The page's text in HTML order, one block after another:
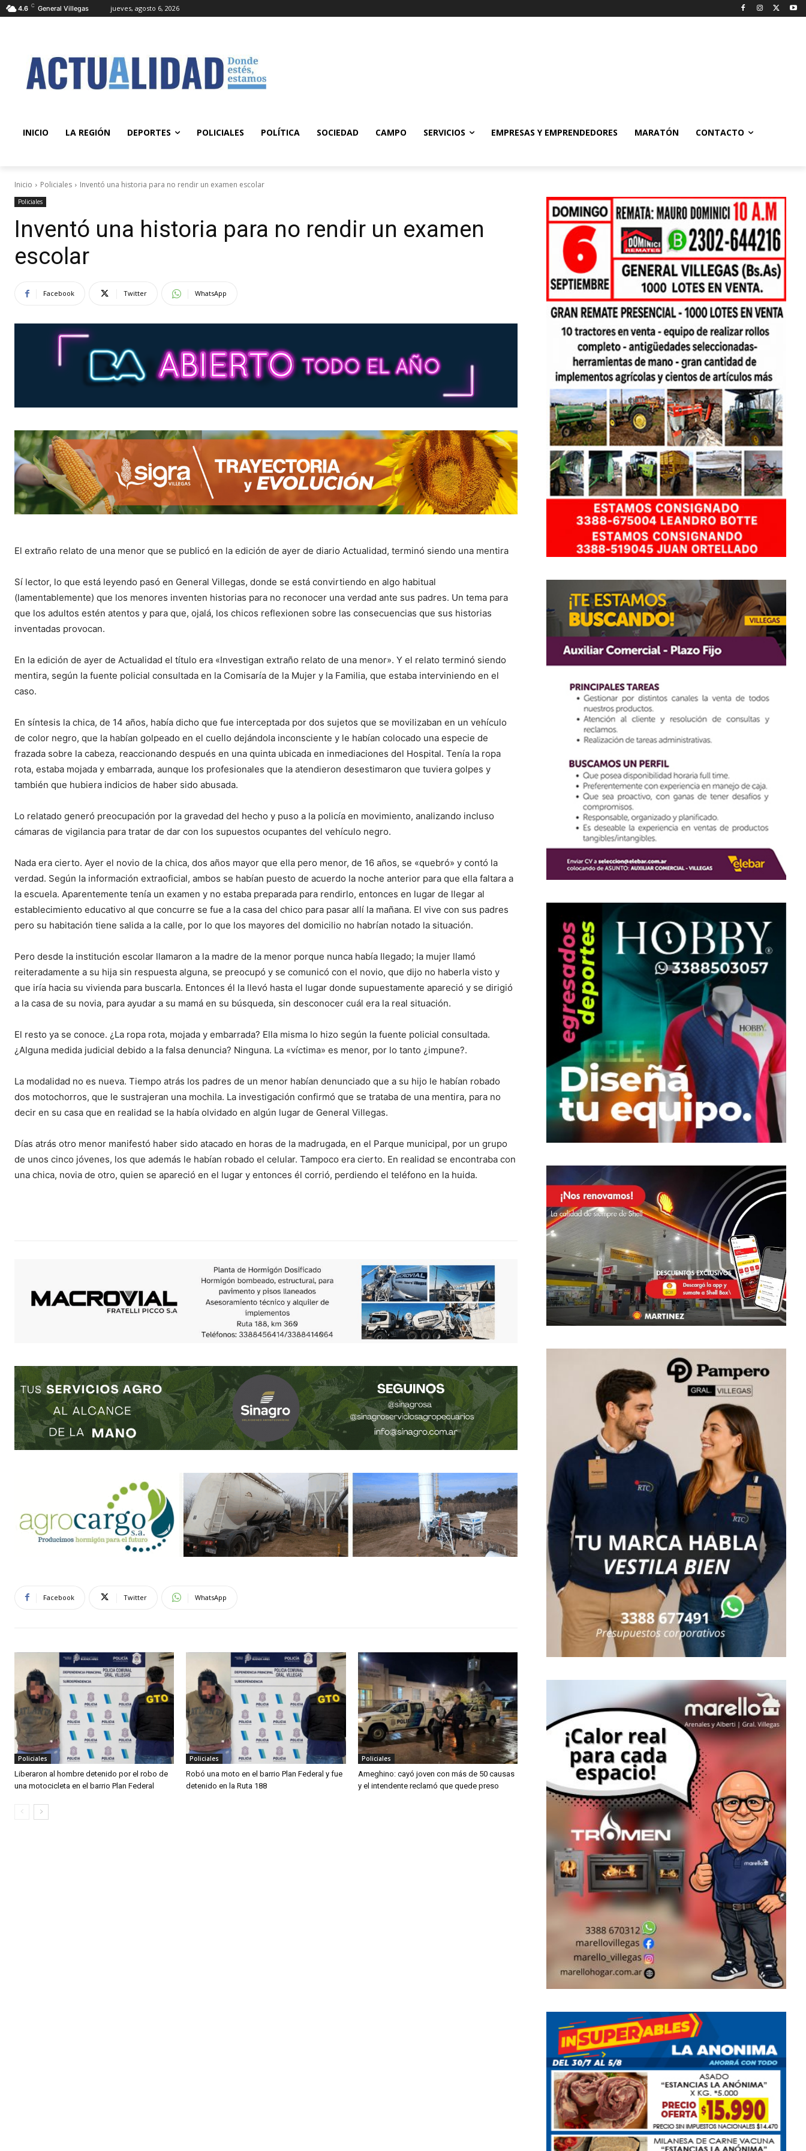
4.6 C General Villegas jueves, agosto 6, 2026
INICIO LA REGIÓN DEPORTES POLICIALES POLÍTICA SOCIEDAD CAMPO SERVICIOS EMPRESAS Y EMPRENDEDORES MARATÓN CONTACTO
Inicio Policiales Inventó una historia para no rendir un examen escolar
Policiales
Inventó una historia para no rendir un examen
escolar
Facebook Twitter WhatsApp
El extraño relato de una menor que se publicó en la edición de ayer de diario Actualidad, terminó siendo una mentira
Sí lector, lo que está leyendo pasó en General Villegas, donde se está convirtiendo en algo habitual
(lamentablemente) que los menores inventen historias para no reconocer una verdad ante sus padres. Un tema para
que los adultos estén atentos y para que, ojalá, los chicos reflexionen sobre las consecuencias que sus historias
inventadas provocan.
En la edición de ayer de Actualidad el título era «Investigan extraño relato de una menor». Y el relato terminó siendo
mentira, según la fuente policial consultada en la Comisaría de la Mujer y la Familia, que estaba interviniendo en el
caso.
En síntesis la chica, de 14 años, había dicho que fue interceptada por dos sujetos que se movilizaban en un vehículo
de color negro, que la habían golpeado en el cuello dejándola inconsciente y le habían colocado una especie de
frazada sobre la cabeza, reaccionando después en una quinta ubicada en inmediaciones del Hospital. Tenía la ropa
rota, estaba mojada y embarrada, aunque los profesionales que la atendieron desestimaron que tuviera golpes y
también que hubiera indicios de haber sido abusada.
Lo relatado generó preocupación por la gravedad del hecho y puso a la policía en movimiento, analizando incluso
cámaras de vigilancia para tratar de dar con los supuestos ocupantes del vehículo negro.
Nada era cierto. Ayer el novio de la chica, dos años mayor que ella pero menor, de 16 años, se «quebró» y contó la
verdad. Según la información extraoficial, ambos se habían puesto de acuerdo la noche anterior para que ella faltara a
la escuela. Aparentemente tenía un examen y no estaba preparada para rendirlo, entonces en lugar de llegar al
establecimiento educativo al que concurre se fue a la casa del chico para pasar allí la mañana. El vive con sus padres
pero su habitación tiene salida a la calle, por lo que los mayores del domicilio no habrían notado la situación.
Pero desde la institución escolar llamaron a la madre de la menor porque nunca había llegado; la mujer llamó
reiteradamente a su hija sin respuesta alguna, se preocupó y se comunicó con el novio, que dijo no haberla visto y
que iría hacia su vivienda para buscarla. Entonces él la llevó hasta el lugar donde supuestamente apareció y se dirigió
a la casa de su novia, para ayudar a su mamá en su búsqueda, sin desconocer cuál era la real situación.
El resto ya se conoce. ¿La ropa rota, mojada y embarrada? Ella misma lo hizo según la fuente policial consultada.
¿Alguna medida judicial debido a la falsa denuncia? Ninguna. La «víctima» es menor, por lo tanto ¿impune?.
La modalidad no es nueva. Tiempo atrás los padres de un menor habían denunciado que a su hijo le habían robado
dos motochorros, que le sustrajeran una mochila. La investigación confirmó que se trataba de una mentira, para no
decir en su casa que en realidad se la había olvidado en algún lugar de General Villegas.
Días atrás otro menor manifestó haber sido atacado en horas de la madrugada, en el Parque municipal, por un grupo
de unos cinco jóvenes, los que además le habían robado el celular. Tampoco era cierto. En realidad se encontraba con
una chica, novia de otro, quien se apareció en el lugar y entonces él corrió, perdiendo el teléfono en la huida.
Facebook Twitter WhatsApp
Policiales
Liberaron al hombre detenido por el robo de
una motocicleta en el barrio Plan Federal
Policiales
Robó una moto en el barrio Plan Federal y fue
detenido en la Ruta 188
Policiales
Ameghino: cayó joven con más de 50 causas
y el intendente reclamó que quede preso